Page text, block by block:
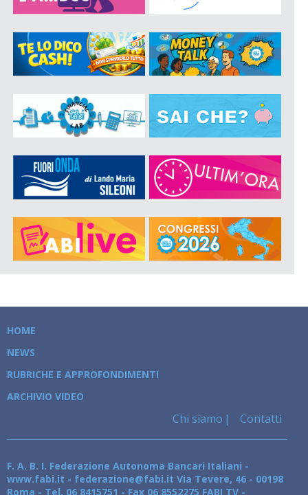
HOME
NEWS
RUBRICHE E APPROFONDIMENTI
ARCHIVIO VIDEO
Chi siamo Contatti
F. A. B. I. Federazione Autonoma Bancari Italiani -
www.fabi.it - federazione@fabi.it Via Tevere, 46 - 00198
Roma - Tel. 06 8415751 - Fax 06 8552275 FABI TV -